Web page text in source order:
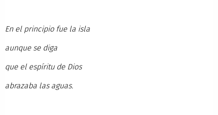
En el principio fue la isla
aunque se diga
que el espíritu de Dios
abrazaba las aguas.